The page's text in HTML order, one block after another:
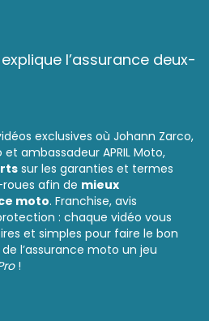
l’assurance deux-
exclusives où Johann Zarco,
ambassadeur APRIL Moto,
sur les garanties et termes
roues afin de mieux
moto. Franchise, avis
: chaque vidéo vous
et simples pour faire le bon
l’assurance moto un jeu
!